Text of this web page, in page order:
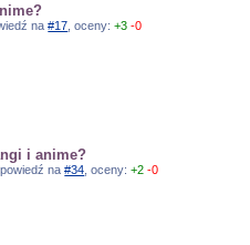
na#17 , oceny:+3 -0
i anime?
na#34 , oceny:+2 -0